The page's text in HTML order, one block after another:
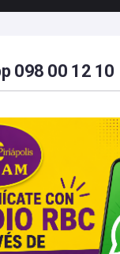
098 00 12 10